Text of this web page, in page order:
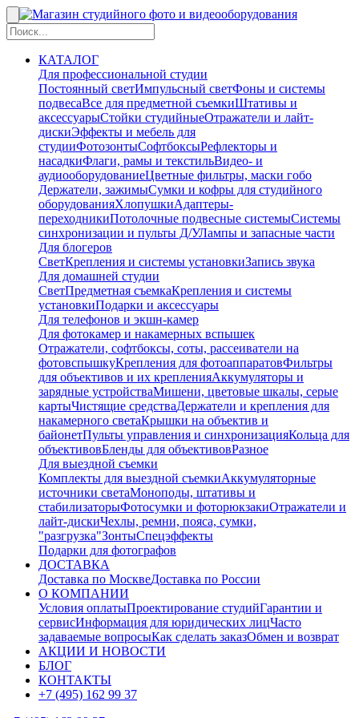
КАТАЛОГ
Для профессиональной студии
Постоянный светИмпульсный светФоны и системы
подвесаВсе для предметной съемкиШтативы и
аксессуарыСтойки студийныеОтражатели и лайт-
дискиЭффекты и мебель для
студииФотозонтыСофтбоксыРефлекторы и
насадкиФлаги, рамы и текстильВидео- и
аудиооборудованиеЦветные фильтры, маски гобо
Держатели, зажимыСумки и кофры для студийного
оборудованияХлопушкиАдаптеры-
переходникиПотолочные подвесные системыСистемы
синхронизации и пульты Д/УЛампы и запасные части
Для блогеров
СветКрепления и системы установкиЗапись звука
Для домашней студии
СветПредметная съемкаКрепления и системы
установкиПодарки и аксессуары
Для телефонов и экшн-камер
Для фотокамер и накамерных вспышек
Отражатели, софтбоксы, соты, рассеиватели на
фотовспышкуКрепления для фотоаппаратовФильтры
для объективов и их крепленияАккумуляторы и
зарядные устройстваМишени, цветовые шкалы, серые
картыЧистящие средстваДержатели и крепления для
накамерного светаКрышки на объектив и
байонетПульты управления и синхронизацияКольца для
объективовБленды для объективовРазное
Для выездной съемки
Комплекты для выездной съемкиАккумуляторные
источники светаМоноподы, штативы и
стабилизаторыФотосумки и фоторюкзакиОтражатели и
лайт-дискиЧехлы, ремни, пояса, сумки,
"разгрузка"ЗонтыСпецэффекты
Подарки для фотографов
ДОСТАВКА
Доставка по МосквеДоставка по России
О КОМПАНИИ
Условия оплатыПроектирование студийГарантии и
сервисИнформация для юридических лицЧасто
задаваемые вопросыКак сделать заказОбмен и возврат
АКЦИИ И НОВОСТИ
БЛОГ
КОНТАКТЫ
+7 (495) 162 99 37